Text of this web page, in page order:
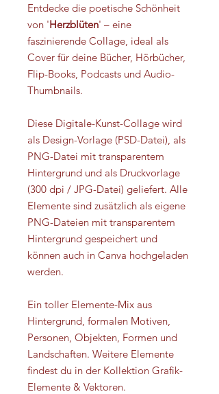
Entdecke die poetische Schönheit
von 'Herzblüten' – eine
faszinierende Collage, ideal als
Cover für deine Bücher, Hörbücher,
Flip-Books, Podcasts und Audio-
Thumbnails.
Diese Digitale-Kunst-Collage wird
als Design-Vorlage (PSD-Datei), als
PNG-Datei mit transparentem
Hintergrund und als Druckvorlage
(300 dpi / JPG-Datei) geliefert. Alle
Elemente sind zusätzlich als eigene
PNG-Dateien mit transparentem
Hintergrund gespeichert und
können auch in Canva hochgeladen
werden.
Ein toller Elemente-Mix aus
Hintergrund, formalen Motiven,
Personen, Objekten, Formen und
Landschaften. Weitere Elemente
findest du in der Kollektion Grafik-
Elemente & Vektoren.